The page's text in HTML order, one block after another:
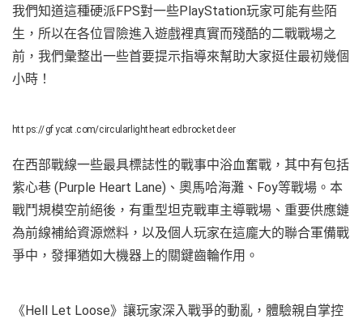
我們知道這種硬派FPS對一些PlayStation玩家可能有些陌
生，所以在各位冒險進入遊戲裡真實而殘酷的二戰戰場之
前，我們彙整出一些首要提示指導來幫助大家挺住最初幾個
小時！
https://gfycat.com/circularlightheartedbrocketdeer
在西部戰線一些最具標誌性的戰事中浴血奮戰，其中有包括
紫心巷 (Purple Heart Lane)、奧馬哈海灘、Foy等戰場。本
戰鬥規模空前絕後，有重型坦克戰車主導戰場、重要供應鏈
為前線補給資源燃料，以及個人玩家在這龐大的聯合軍備戰
爭中，發揮猶如大機器上的關鍵齒輪作用。
《Hell Let Loose》讓玩家深入戰爭的動亂，體驗親自掌控